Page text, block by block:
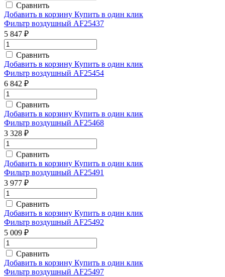
Сравнить
Добавить в корзину Купить в один клик
Фильтр воздушный AF25437
5 847 ₽
Сравнить
Добавить в корзину Купить в один клик
Фильтр воздушный AF25454
6 842 ₽
Сравнить
Добавить в корзину Купить в один клик
Фильтр воздушный AF25468
3 328 ₽
Сравнить
Добавить в корзину Купить в один клик
Фильтр воздушный AF25491
3 977 ₽
Сравнить
Добавить в корзину Купить в один клик
Фильтр воздушный AF25492
5 009 ₽
Сравнить
Добавить в корзину Купить в один клик
Фильтр воздушный AF25497